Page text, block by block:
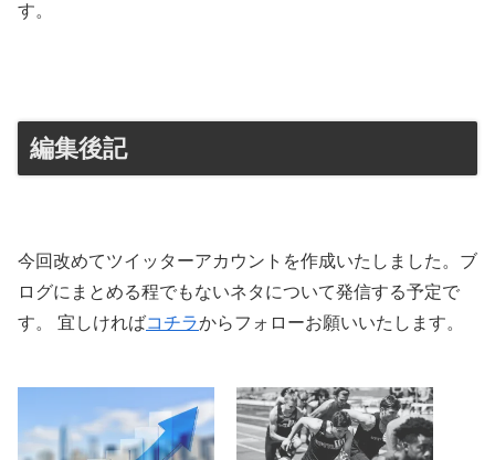
す。
編集後記
今回改めてツイッターアカウントを作成いたしました。ブ
ログにまとめる程でもないネタについて発信する予定で
す。 宜しければコチラからフォローお願いいたします。